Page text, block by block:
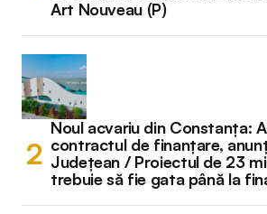
Art Nouveau (P)
Noul acvariu din Constanța:
contractul de finanțare,
Județean / Proiectul de 23
trebuie să fie gata până la